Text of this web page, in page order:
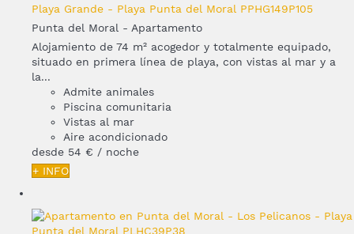
Playa Grande - Playa Punta del Moral PPHG149P105
Punta del Moral - Apartamento
Alojamiento de 74 m² acogedor y totalmente equipado,
situado en primera línea de playa, con vistas al mar y a
la...
Admite animales
Piscina comunitaria
Vistas al mar
Aire acondicionado
desde 54 € / noche
+ INFO